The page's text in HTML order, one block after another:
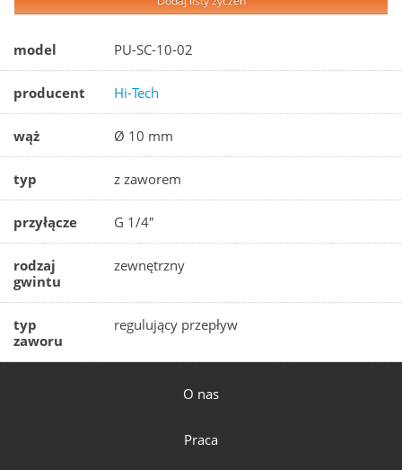
model PU-SC-10-02
producent Hi-Tech
wąż Ø 10 mm
typ z zaworem
przyłącze G 1/4″
rodzaj
gwintu
zewnętrzny
typ
zaworu
regulujący przepływ
O nas
Praca